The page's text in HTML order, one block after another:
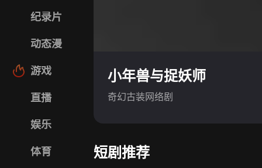
纪录片
动态漫
游戏
直播
娱乐
体育
小年兽与捉妖师
奇幻古装网络剧
短剧推荐